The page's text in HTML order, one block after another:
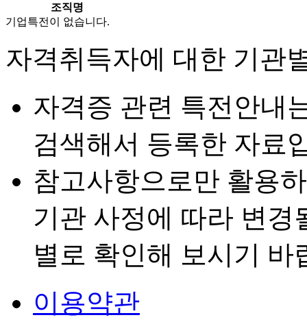
조직명
기업특전이 없습니다.
자격취득자에 대한 기관
자격증 관련 특전안내
검색해서 등록한 자료
참고사항으로만 활용
기관 사정에 따라 변경
별로 확인해 보시기 바
이용약관